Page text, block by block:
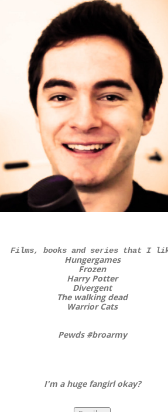
Films, books and series that I
Hungergames
Frozen
Harry Potter
Divergent
The walking dead
Warrior Cats
Pewds #broarmy
I'm a huge fangirl okay?